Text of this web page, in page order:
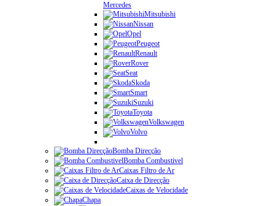
Mercedes
Mitsubishi
Nissan
Opel
Peugeot
Renault
Rover
Seat
Skoda
Smart
Suzuki
Toyota
Volkswagen
Volvo
Bomba Direcção
Bomba Combustivel
Caixas Filtro de Ar
Caixa de Direcção
Caixas de Velocidade
Chapa